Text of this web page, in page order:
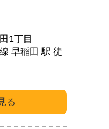
1丁目
稲田 駅 徒